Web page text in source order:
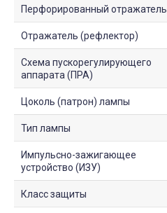
Перфорированный отражатель
Отражатель (рефлектор)
Схема пускорегулирующего
аппарата (ПРА)
Цоколь (патрон) лампы
Тип лампы
Импульсно-зажигающее
устройство (ИЗУ)
Класс защиты